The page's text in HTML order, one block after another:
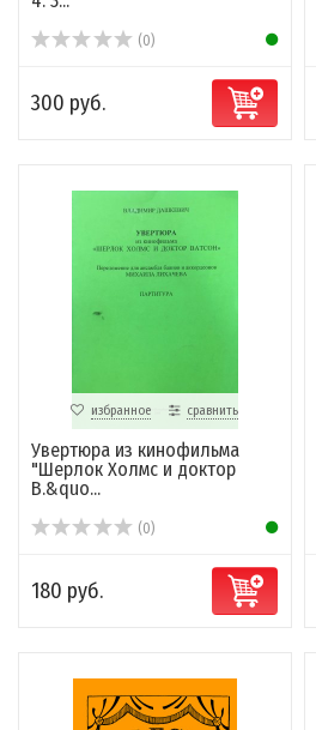
(0)
300 руб.
избранное сравнить
Увертюра из кинофильма
"Шерлок Холмс и доктор
В.&quo...
(0)
180 руб.